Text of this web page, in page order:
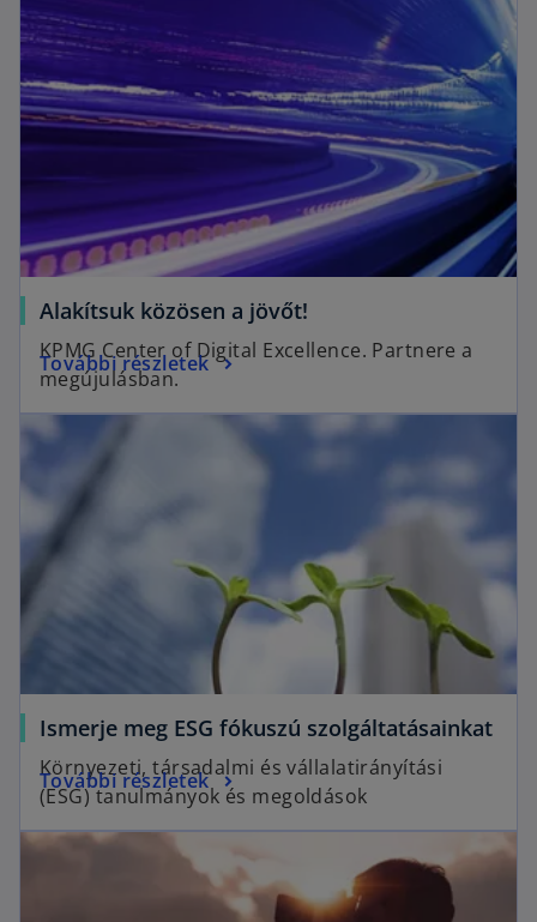
Alakítsuk közösen a jövőt!
KPMG Center of Digital Excellence. Partnere a
megújulásban.
További részletek
Ismerje meg ESG fókuszú szolgáltatásainkat
Környezeti, társadalmi és vállalatirányítási
(ESG) tanulmányok és megoldások
További részletek